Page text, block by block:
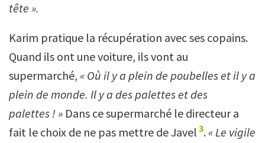
tête ».
Karim pratique la récupération avec ses copains.
Quand ils ont une voiture, ils vont au
supermarché, « Où il y a plein de poubelles et il y a
plein de monde. Il y a des palettes et des
palettes ! » Dans ce supermarché le directeur a
fait le choix de ne pas mettre de Javel 3. «Le vigile